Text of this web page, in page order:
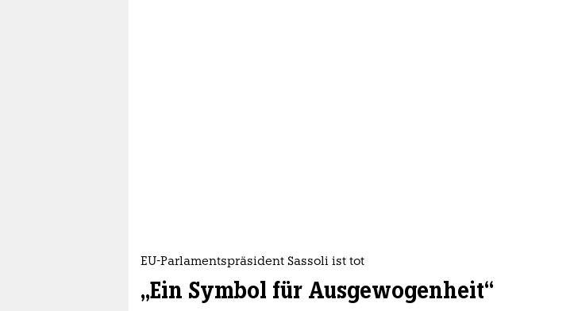
EU-Parlamentspräsident Sassoli ist tot
„Ein Symbol für Ausgewogenheit“